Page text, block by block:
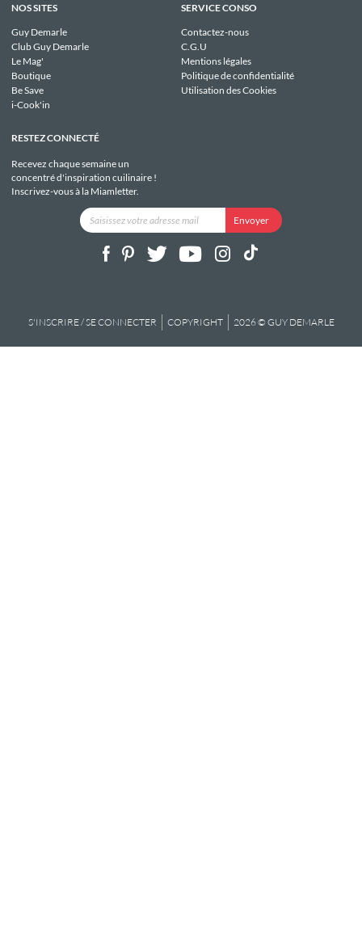
NOS SITES
Guy Demarle
Club Guy Demarle
Le Mag'
Boutique
Be Save
i-Cook'in
SERVICE CONSO
Contactez-nous
C.G.U
Mentions légales
Politique de confidentialité
Utilisation des Cookies
RESTEZ CONNECTÉ
Recevez chaque semaine un
concentré d'inspiration cuilinaire !
Inscrivez-vous à la Miamletter.
S'INSCRIRE / SE CONNECTER COPYRIGHT 2026 © GUY DEMARLE